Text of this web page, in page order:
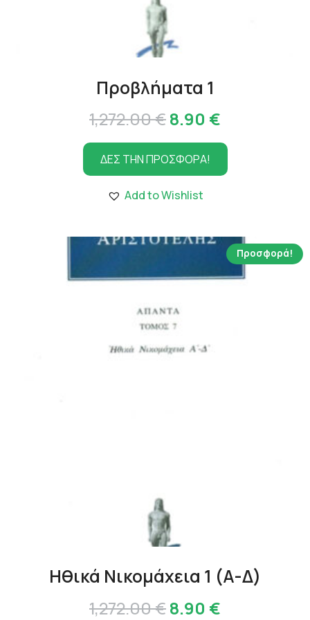
Προβλήματα 1
1,272.00€Original
price
was:
1,272.00 €.
8.90 €
τρέχουσα
τιμή
ΔΕΣ ΤΗΝ ΠΡΟΣΦΟΡΑ!
Add to Wishlist
Προσφορά!
Ηθικά Νικομάχεια 1 (Α-Δ)
1,272.00€Original
8.90 €